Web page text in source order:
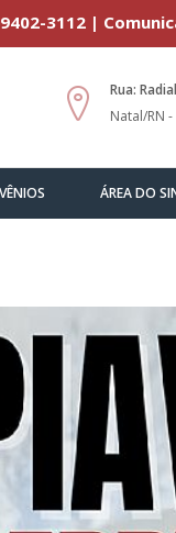
3112 |
Rua:
Natal/RN
ÁREA DO